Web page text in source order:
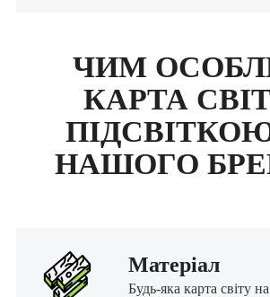
ЧИМ
КАРТА
НАШОГО
Матеріал
Будь-яка карта світу